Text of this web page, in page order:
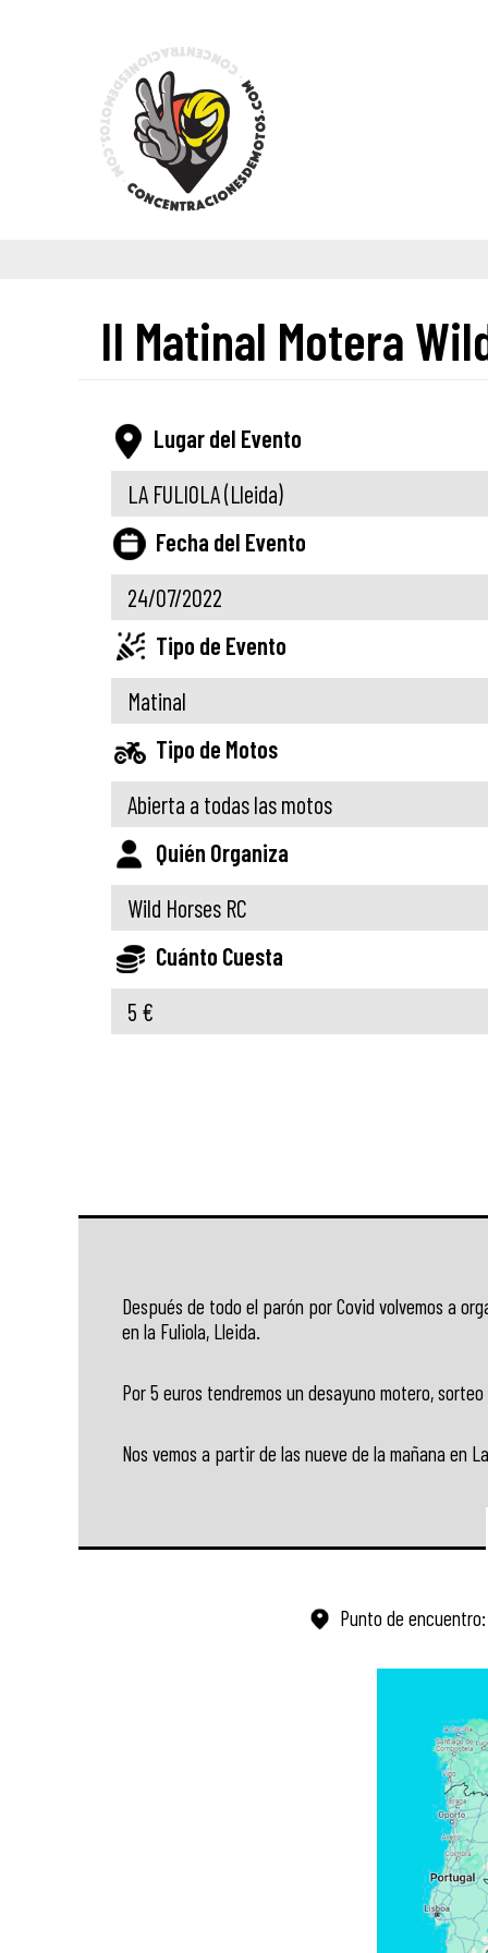
II Matinal Motera
Lugar del Evento
LA FULIOLA(Lleida)
Fecha del Evento
24/07/2022
Tipo de Evento
Matinal
Tipo de Motos
Abierta a todas las motos
Quién Organiza
Wild Horses RC
Cuánto Cuesta
5 €
Después de todo el parón por Covid volvemos a
en la Fuliola, Lleida.
Por 5 euros tendremos un desayuno motero,
Nos vemos a partir de las nueve de la mañana en
Punto de